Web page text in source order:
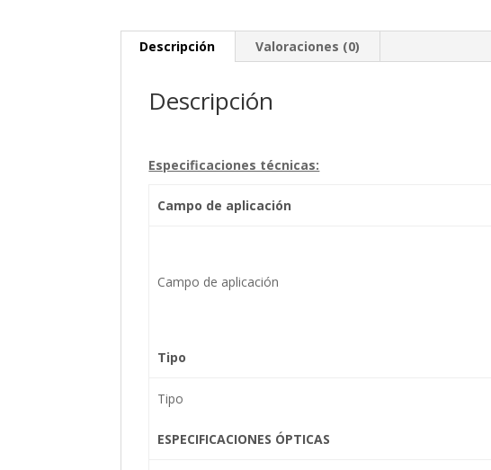
Descripción Valoraciones (0)
Descripción
Especificaciones técnicas:
Campo de aplicación
Campo de aplicación
Tipo
Tipo
ESPECIFICACIONES ÓPTICAS